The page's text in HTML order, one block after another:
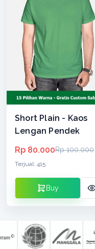
Short Plain - Kaos
Lengan Pendek
Rp 80.000Rp 100.000
Terjual: 415
Buy